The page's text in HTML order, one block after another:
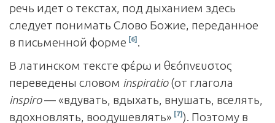
речь идет о текстах, под дыханием здесь
следует понимать Слово Божие, переданное
в письменной форме [6] .
В латинском тексте φέρω и θεόπνευστος
переведены словом inspiratio(от глагола
inspiro— «вдувать, вдыхать, внушать, вселять,
вдохновлять, воодушевлять» [7] ). Поэтому в